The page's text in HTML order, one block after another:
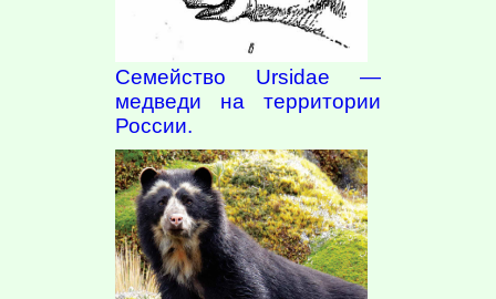
Семейство Ursidae —
медведи на территории
России.